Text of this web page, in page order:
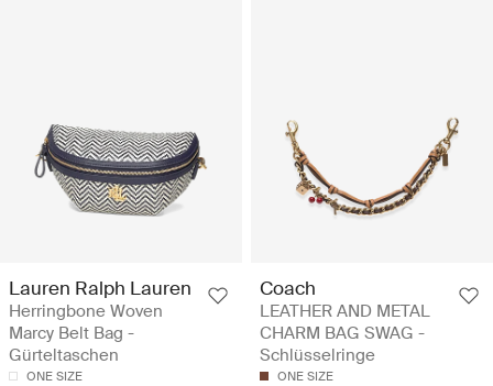
Lauren Ralph Lauren
Herringbone Woven
Marcy Belt Bag -
Gürteltaschen
ONE SIZE
Coach
LEATHER AND METAL
CHARM BAG SWAG -
Schlüsselringe
ONE SIZE